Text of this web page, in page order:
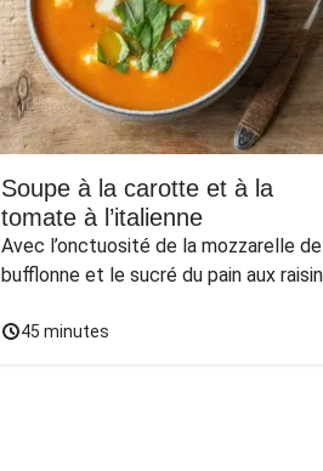
Soupe à la carotte et à la
tomate à l’italienne
Avec l’onctuosité de la mozzarelle de
bufflonne et le sucré du pain aux
45 minutes